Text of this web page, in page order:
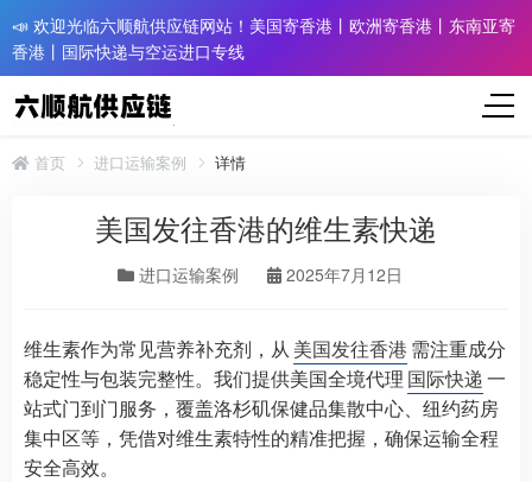
📣 欢迎光临六顺航供应链网站！美国寄香港丨欧洲寄香港丨东南亚寄
香港丨国际快递与空运进口专线
首页 进口运输案例 详情
美国发往香港的维生素快递
进口运输案例 2025年7月12日
维生素作为常见营养补充剂，从 美国发往香港 需注重成分
稳定性与包装完整性。我们提供美国全境代理 国际快递一
站式门到门服务，覆盖洛杉矶保健品集散中心、纽约药房
集中区等，凭借对维生素特性的精准把握，确保运输全程
安全高效。​